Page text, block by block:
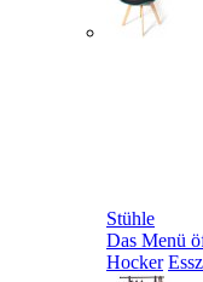
Stühle
Das Menü
Hocker